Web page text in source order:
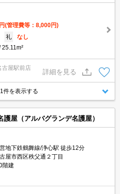
(管理費等：8,000円)
礼
なし
25.11m²
古屋駅前店
詳細を見る
件を表示する
屋（アルバグランデ名護屋）
地下鉄鶴舞線/浄心駅 徒歩12分
屋市西区秩父通２丁目
階建